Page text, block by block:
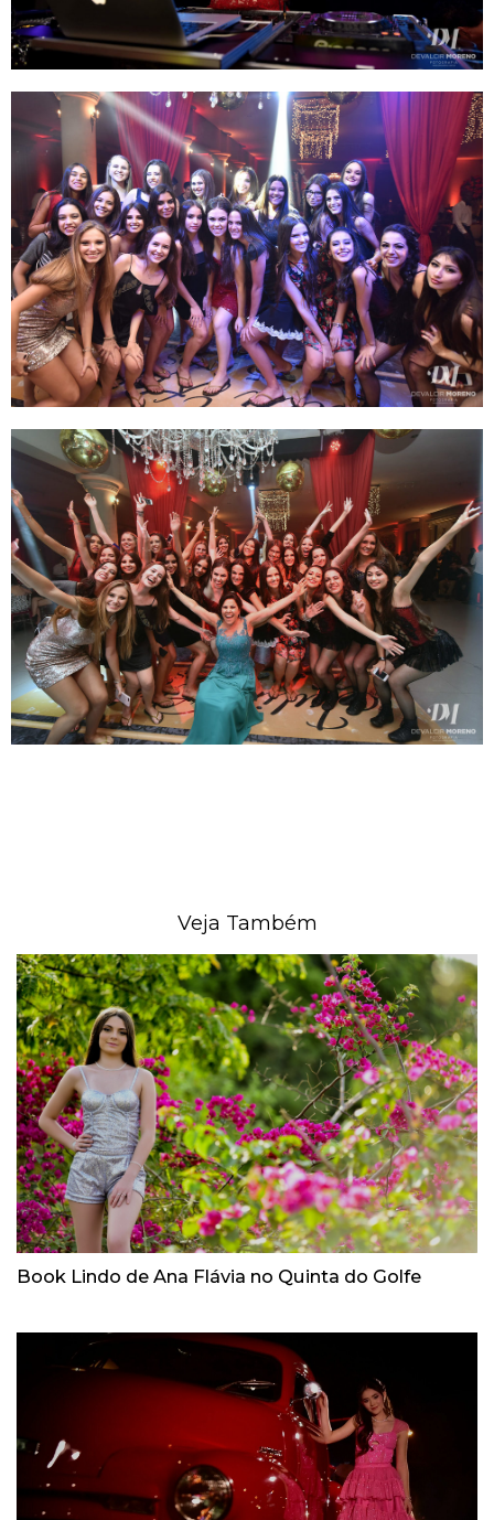
Veja Também
Book Lindo de Ana Flávia no Quinta do Golfe